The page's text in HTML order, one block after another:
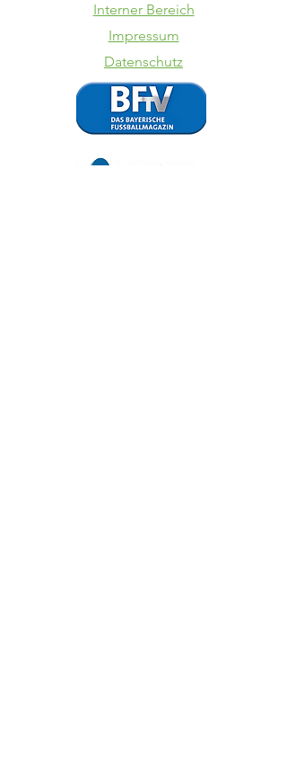
Neuer
Jugendleiter
für den VfB!
Interner Bereich
Impressum
Datenschutz